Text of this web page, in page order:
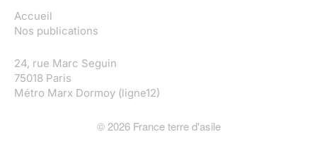
Accueil
Nos publications
24, rue Marc Seguin
75018 Paris
Métro Marx Dormoy (ligne12)
©2026France terre d'asile